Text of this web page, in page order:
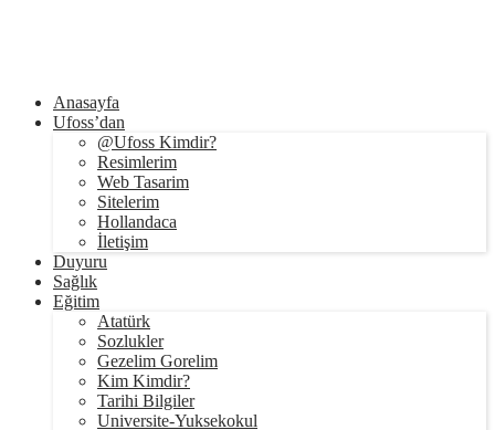
Anasayfa
Ufoss’dan
@Ufoss Kimdir?
Resimlerim
Web Tasarim
Sitelerim
Hollandaca
İletişim
Duyuru
Sağlık
Eğitim
Atatürk
Sozlukler
Gezelim Gorelim
Kim Kimdir?
Tarihi Bilgiler
Universite-Yuksekokul